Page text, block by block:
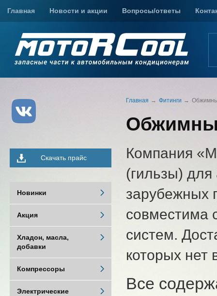
Главная Новости и акции Вопросы/ответы
Главная Фитинги
Компания
(гильзы) для
зарубежных
совместима
систем.
которых нет
Все
Скачать прайс
Новинки
Акция
Хладон, масла,
добавки
Компрессоры
Электрические